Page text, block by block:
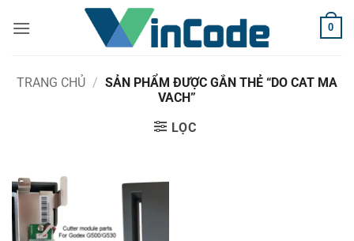
qua
0
TRANG CHỦ / SẢN PHẨM ĐƯỢC GẮN THẺ “DO CAT MA
VACH”
LỌC